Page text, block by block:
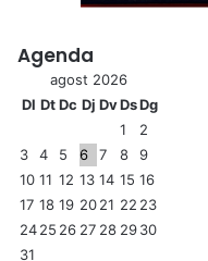
Agenda
agost 2026
Dl DtDc Dj DvDsDg
1
2
3
4 5 6 7 8
9
10 11 12 13 14 15 16
17 18 19 2021 22 23
2425 26 27 28 2930
31